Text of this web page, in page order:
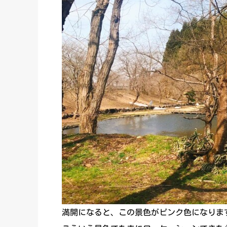
満開になると、この景色がピンク色になりま